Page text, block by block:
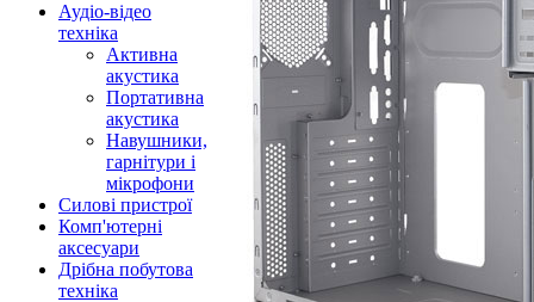
Аудіо-відео
техніка
Активна
акустика
Портативна
акустика
Навушники,
гарнітури і
мікрофони
Силові пристрої
Комп'ютерні
аксесуари
Дрібна побутова
техніка